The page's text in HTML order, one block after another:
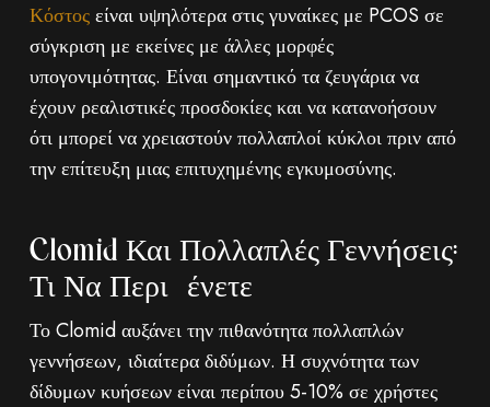
Κόστοςείναι υψηλότερα στις γυναίκες με PCOS σε
σύγκριση με εκείνες με άλλες μορφές
υπογονιμότητας. Είναι σημαντικό τα ζευγάρια να
έχουν ρεαλιστικές προσδοκίες και να κατανοήσουν
ότι μπορεί να χρειαστούν πολλαπλοί κύκλοι πριν από
την επίτευξη μιας επιτυχημένης εγκυμοσύνης.
Clomid Και Πολλαπλές Γεννήσεις:
Τι Να Περιμένετε
Το Clomid αυξάνει την πιθανότητα πολλαπλών
γεννήσεων, ιδιαίτερα διδύμων. Η συχνότητα των
δίδυμων κυήσεων είναι περίπου 5-10% σε χρήστες